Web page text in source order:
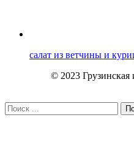
салат из ветчины и
© 2023 Грузинская